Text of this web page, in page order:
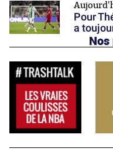
Pour
a